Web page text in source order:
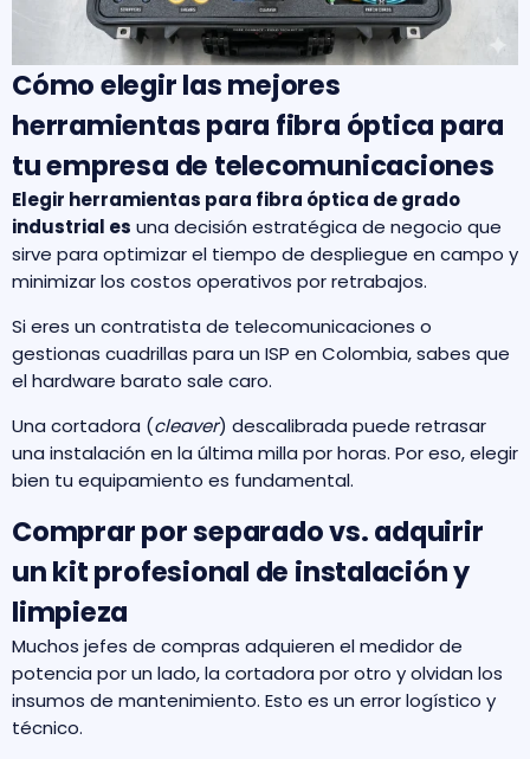
Cómo elegir las mejores
herramientas para fibra óptica para
tu empresa de telecomunicaciones
Elegir herramientas para fibra óptica de grado
industrial es una decisión estratégica de negocio que
sirve para optimizar el tiempo de despliegue en campo y
minimizar los costos operativos por retrabajos.
Si eres un contratista de telecomunicaciones o
gestionas cuadrillas para un ISP en Colombia, sabes que
el hardware barato sale caro.
Una cortadora (cleaver) descalibrada puede retrasar
una instalación en la última milla por horas. Por eso, elegir
bien tu equipamiento es fundamental.
Comprar por separado vs. adquirir
un kit profesional de instalación y
limpieza
Muchos jefes de compras adquieren el medidor de
potencia por un lado, la cortadora por otro y olvidan los
insumos de mantenimiento. Esto es un error logístico y
técnico.